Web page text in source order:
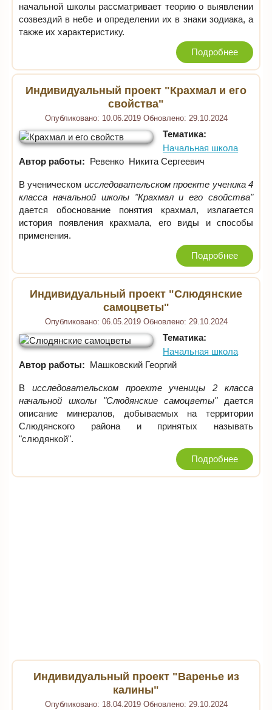
начальной школы рассматривает теорию о выявлении
созвездий в небе и определении их в знаки зодиака, а
также их характеристику.
Подробнее
Индивидуальный проект "Крахмал и его
свойства"
Опубликовано: 10.06.2019 Обновлено: 29.10.2024
Тематика:
Начальная школа
Автор работы: Ревенко Никита Сергеевич
В ученическом исследовательском проекте ученика 4
класса начальной школы "Крахмал и его свойства"
дается обоснование понятия крахмал, излагается
история появления крахмала, его виды и способы
применения.
Подробнее
Индивидуальный проект "Слюдянские
самоцветы"
Опубликовано: 06.05.2019 Обновлено: 29.10.2024
Тематика:
Начальная школа
Автор работы: Машковский Георгий
В исследовательском проекте ученицы 2 класса
начальной школы "Слюдянские самоцветы"дается
описание минералов, добываемых на территории
Слюдянского района и принятых называть
"слюдянкой".
Подробнее
Индивидуальный проект "Варенье из
калины"
Опубликовано: 18.04.2019 Обновлено: 29.10.2024